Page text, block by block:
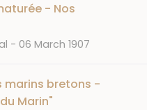
- Nos
DATE
06 March 1907
marins bretons -
Marin"